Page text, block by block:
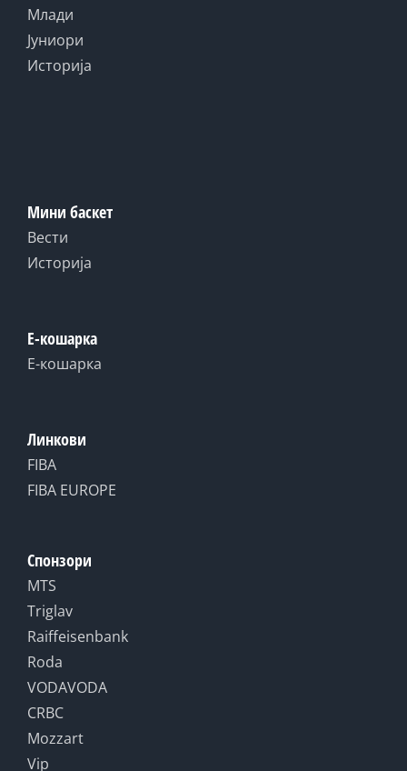
Млади
Јуниори
Историја
Мини баскет
Вести
Историја
Е-кошарка
Е-кошарка
Линкови
FIBA
FIBA EUROPE
Спонзори
MTS
Triglav
Raiffeisenbank
Roda
VODAVODA
CRBC
Mozzart
Vip